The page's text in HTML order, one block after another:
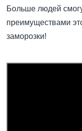
Больше людей
преимуществами
заморозки!